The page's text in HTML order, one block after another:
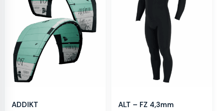
ADDIKT ALT – FZ 4,3mm